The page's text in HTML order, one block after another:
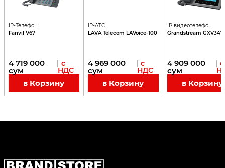
IP-Телефон
Fanvil V67
4 719 000
сум
| с
НДС
в Корзину
IP-ATC
LAVA Telecom LAVoice-100
4 969 000
сум
| с
НДС
в Корзину
IP видеотелефон
Grandstream
4 909 000
сум
| с
в Корзину